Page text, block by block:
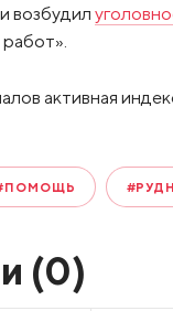
возбудил
активная
(0)